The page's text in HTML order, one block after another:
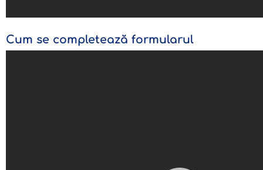
Cum se completează formularul